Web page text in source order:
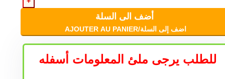
أضف الى السلة
AJOUTER AU PANIER/اضف إلى السلة
للطلب يرجى ملئ المعلومات أسفله